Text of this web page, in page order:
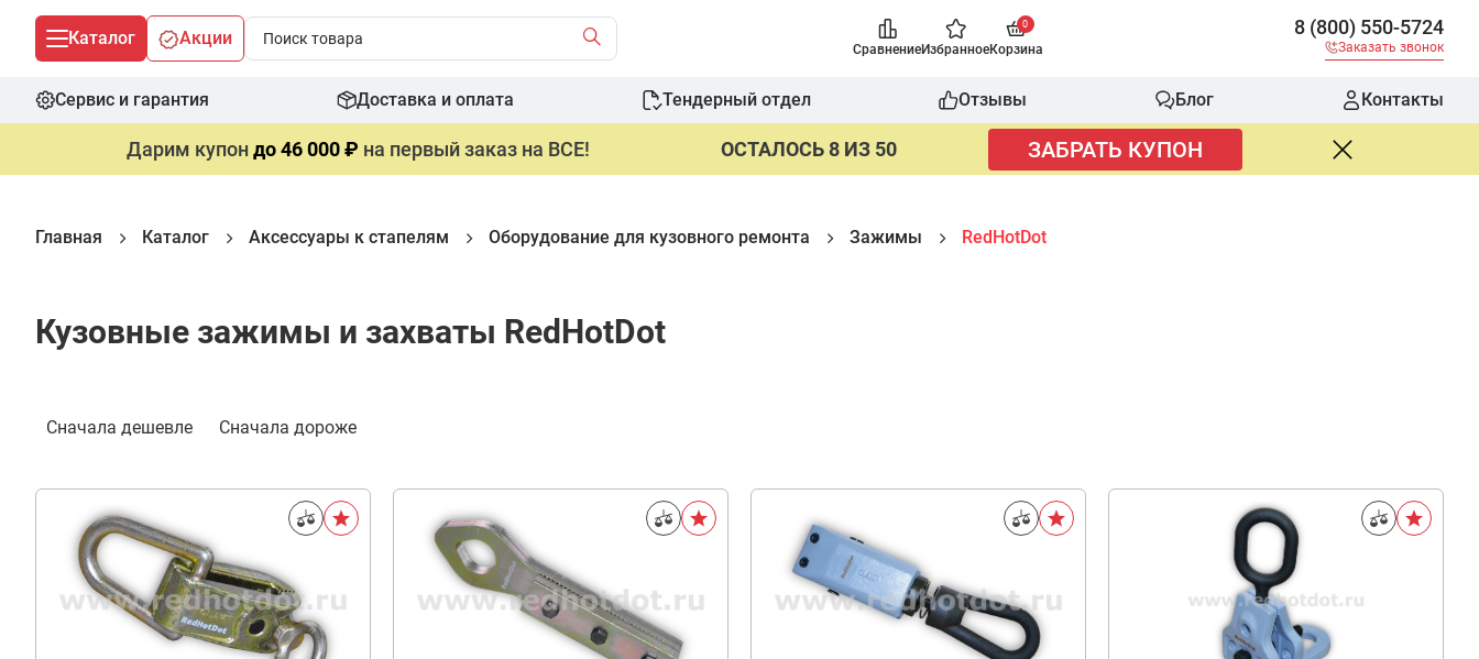
Каталог Акции
СравнениеИзбранное
0
Корзина
8 (800) 550-5724
Заказать звонок
Сервис и гарантия Доставка и оплата Тендерный отдел Отзывы Блог Контакты
Дарим купондо 46 000 ₽ на первый заказ на ВСЕ! ОСТАЛОСЬ 8 ИЗ 50 ЗАБРАТЬ КУПОН
Главная Каталог Аксессуары к стапелям Оборудование для кузовного ремонта Зажимы RedHotDot
Кузовные зажимы и захваты RedHotDot
Сначала дешевле Сначала дороже
Фильтр